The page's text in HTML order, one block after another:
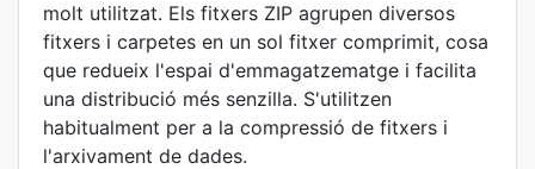
molt utilitzat. Els fitxers ZIP agrupen diversos
fitxers i carpetes en un sol fitxer comprimit, cosa
que redueix l'espai d'emmagatzematge i facilita
una distribució més senzilla. S'utilitzen
habitualment per a la compressió de fitxers i
l'arxivament de dades.